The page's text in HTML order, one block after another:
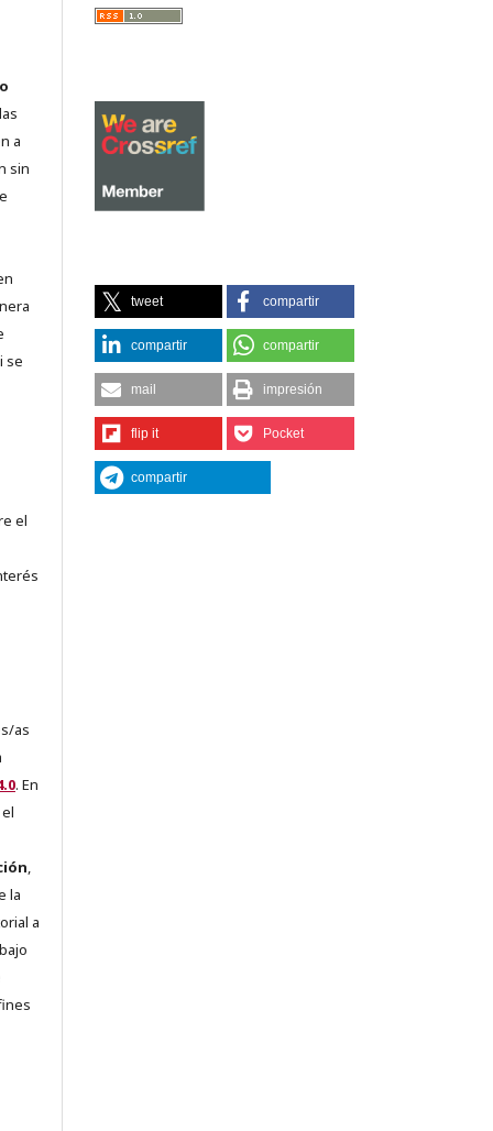
a
sin
se
el
as
. En
la
a
tweet compartir
compartir compartir
mail impresión
flip it Pocket
compartir